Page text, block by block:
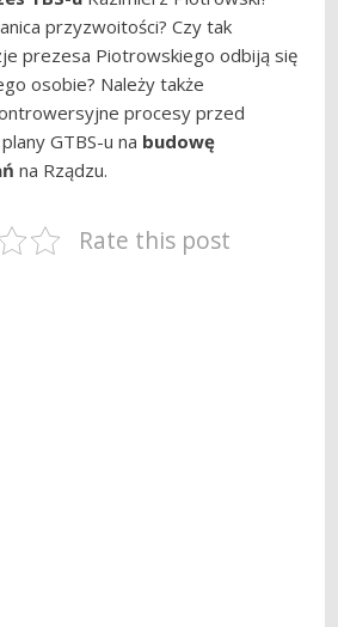
przyzwoitości? Czy tak
prezesa Piotrowskiego odbiją się
osobie? Należy także
procesy przed
GTBS-u na budowę
na Rządzu.
Rate this post